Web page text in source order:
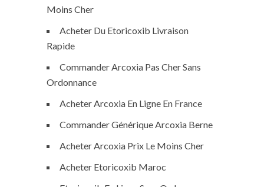
Moins Cher
Acheter Du Etoricoxib Livraison
Rapide
Commander Arcoxia Pas Cher Sans
Ordonnance
Acheter Arcoxia En Ligne En France
Commander Générique Arcoxia Berne
Acheter Arcoxia Prix Le Moins Cher
Acheter Etoricoxib Maroc